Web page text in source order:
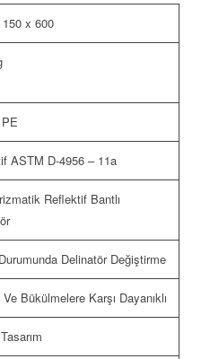
x 600
ASTM D-4956 – 11a
Reflektif Bantlı
Delinatör Değiştirme
Bükülmelere Karşı Dayanıklı